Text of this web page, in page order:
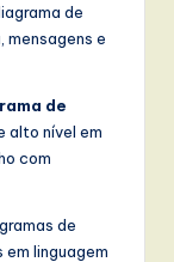
de
mensagens e
de
alto nível em
com
de
linguagem